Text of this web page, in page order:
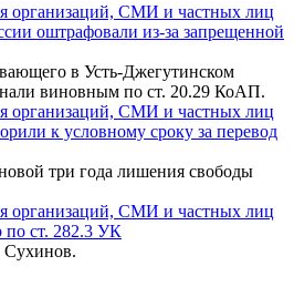
организаций, СМИ и частных лиц
оштрафовали из-за запрещенной
в Усть-Джегутинском
виновным по ст. 20.29 КоАП.
организаций, СМИ и частных лиц
к условному сроку за перевод
три года лишения свободы
организаций, СМИ и частных лиц
ст. 282.3 УК